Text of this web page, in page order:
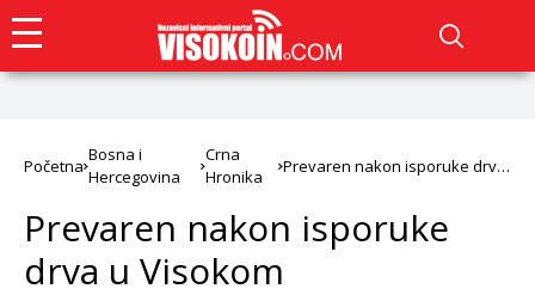
Početna
Bosna i
Hercegovina
Crna
Hronika
Prevaren nakon isporuke drva
Prevaren nakon isporuke
drva u Visokom